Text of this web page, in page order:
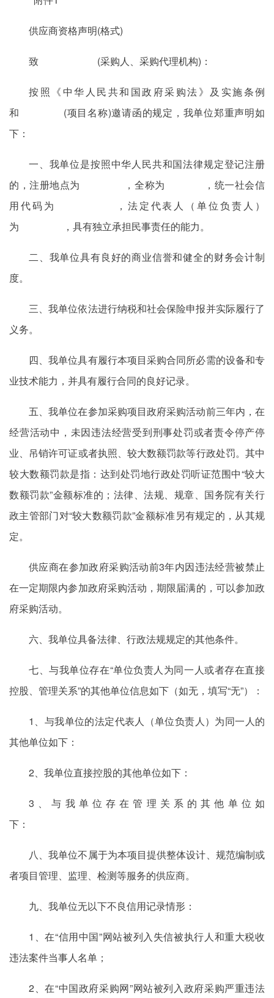
供应商资格声明(格式)
致 (采购人、采购代理机构)：
按照《中华人民共和国政府采购法》及实施条例
和 (项目名称)邀请函的规定，我单位郑重声明如
下：
一、我单位是按照中华人民共和国法律规定登记注册
的，注册地点为 ，全称为 ，统一社会信
用代码为 ，法定代表人（单位负责人）
为 ，具有独立承担民事责任的能力。
二、我单位具有良好的商业信誉和健全的财务会计制
度。
三、我单位依法进行纳税和社会保险申报并实际履行了
义务。
四、我单位具有履行本项目采购合同所必需的设备和专
业技术能力，并具有履行合同的良好记录。
五、我单位在参加采购项目政府采购活动前三年内，在
经营活动中，未因违法经营受到刑事处罚或者责令停产停
业、吊销许可证或者执照、较大数额罚款等行政处罚。其中
较大数额罚款是指：达到处罚地行政处罚听证范围中“较大
数额罚款”金额标准的；法律、法规、规章、国务院有关行
政主管部门对“较大数额罚款”金额标准另有规定的，从其规
定。
供应商在参加政府采购活动前3年内因违法经营被禁止
在一定期限内参加政府采购活动，期限届满的，可以参加政
府采购活动。
六、我单位具备法律、行政法规规定的其他条件。
七、与我单位存在“单位负责人为同一人或者存在直接
控股、管理关系”的其他单位信息如下（如无，填写“无”）：
1、与我单位的法定代表人（单位负责人）为同一人的
其他单位如下：
2、我单位直接控股的其他单位如下：
3、与我单位存在管理关系的其他单位如
下：
八、我单位不属于为本项目提供整体设计、规范编制或
者项目管理、监理、检测等服务的供应商。
九、我单位无以下不良信用记录情形：
1、在“信用中国”网站被列入失信被执行人和重大税收
违法案件当事人名单；
2、在“中国政府采购网”网站被列入政府采购严重违法